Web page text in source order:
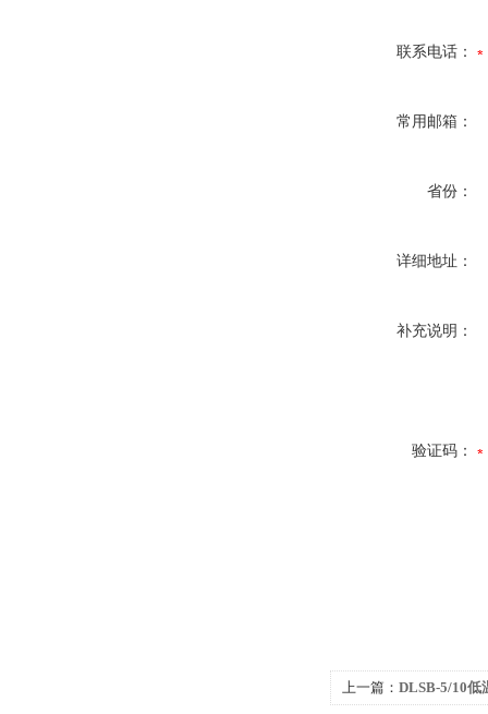
联系电话：
常用邮箱：
省份：
详细地址：
补充说明：
验证码：
上一篇： DLSB-5/10低